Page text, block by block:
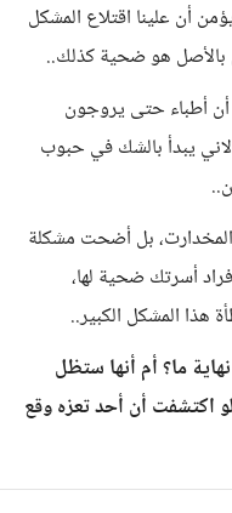
أن علينا اقتلاع المشكل
بالأصل هو ضحية كذلك..
أطباء حتى يروجون
يبدأ بالشك في حبوب
بل أضحت مشكلة
أسرتك ضحية لها،
هذا المشكل الكبير..
ما؟ أم أنها ستظل
اكتشفت أن أحد تعزه وقع